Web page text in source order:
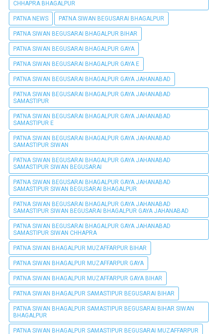
CHHAPRA BHAGALPUR
PATNA NEWS PATNA SIWAN BEGUSARAI BHAGALPUR
PATNA SIWAN BEGUSARAI BHAGALPUR BIHAR
PATNA SIWAN BEGUSARAI BHAGALPUR GAYA
PATNA SIWAN BEGUSARAI BHAGALPUR GAYA E
PATNA SIWAN BEGUSARAI BHAGALPUR GAYA JAHANABAD
PATNA SIWAN BEGUSARAI BHAGALPUR GAYA JAHANABAD
SAMASTIPUR
PATNA SIWAN BEGUSARAI BHAGALPUR GAYA JAHANABAD
SAMASTIPUR E
PATNA SIWAN BEGUSARAI BHAGALPUR GAYA JAHANABAD
SAMASTIPUR SIWAN
PATNA SIWAN BEGUSARAI BHAGALPUR GAYA JAHANABAD
SAMASTIPUR SIWAN BEGUSARAI
PATNA SIWAN BEGUSARAI BHAGALPUR GAYA JAHANABAD
SAMASTIPUR SIWAN BEGUSARAI BHAGALPUR
PATNA SIWAN BEGUSARAI BHAGALPUR GAYA JAHANABAD
SAMASTIPUR SIWAN BEGUSARAI BHAGALPUR GAYA JAHANABAD
PATNA SIWAN BEGUSARAI BHAGALPUR GAYA JAHANABAD
SAMASTIPUR SIWAN CHHAPRA
PATNA SIWAN BHAGALPUR MUZAFFARPUR BIHAR
PATNA SIWAN BHAGALPUR MUZAFFARPUR GAYA
PATNA SIWAN BHAGALPUR MUZAFFARPUR GAYA BIHAR
PATNA SIWAN BHAGALPUR SAMASTIPUR BEGUSARAI BIHAR
PATNA SIWAN BHAGALPUR SAMASTIPUR BEGUSARAI BIHAR SIWAN
BHAGALPUR
PATNA SIWAN BHAGALPUR SAMASTIPUR BEGUSARAI MUZAFFARPUR